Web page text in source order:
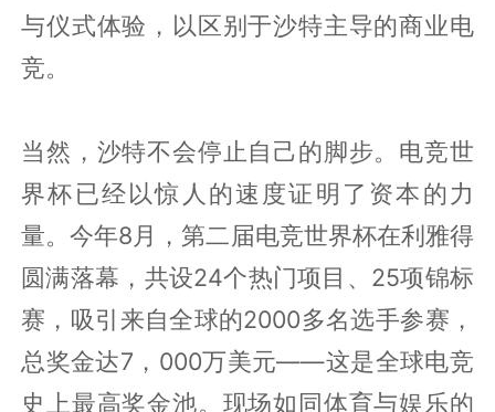
与仪式体验，以区别于沙特主导的商业电
竞。
当然，沙特不会停止自己的脚步。电竞世
界杯已经以惊人的速度证明了资本的力
量。今年8月，第二届电竞世界杯在利雅得
圆满落幕，共设24个热门项目、25项锦标
赛，吸引来自全球的2000多名选手参赛，
总奖金达7，000万美元——这是全球电竞
史上最高奖金池。现场如同体育与娱乐的